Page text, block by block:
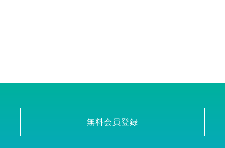
無料会員登録